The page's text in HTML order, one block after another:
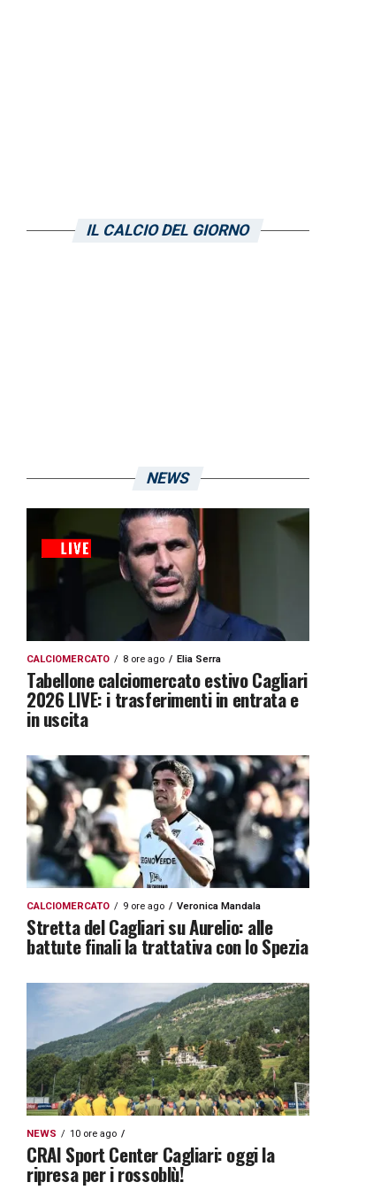
IL CALCIO DEL GIORNO
NEWS
CALCIOMERCATO 8 ore ago Elia Serra
Tabellone calciomercato estivo Cagliari
2026 LIVE: i trasferimenti in entrata e
in uscita
CALCIOMERCATO 9 ore ago Veronica Mandala
Stretta del Cagliari su Aurelio: alle
battute finali la trattativa con lo Spezia
NEWS 10 ore ago
CRAI Sport Center Cagliari: oggi la
ripresa per i rossoblù!